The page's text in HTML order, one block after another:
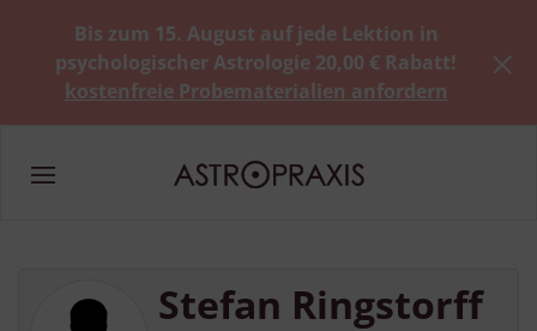
Bis zum 15. August auf jede Lektion in
psychologischer Astrologie 20,00 € Rabatt!
kostenfreie Probematerialien anfordern
Stefan Ringstorff